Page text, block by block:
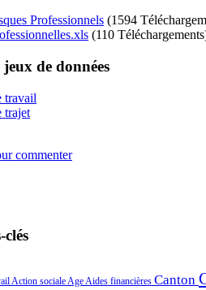
Professionnels (1594
(110
jeux de données
travail
trajet
commenter
clés
Action socialeAgeAides financières Canton